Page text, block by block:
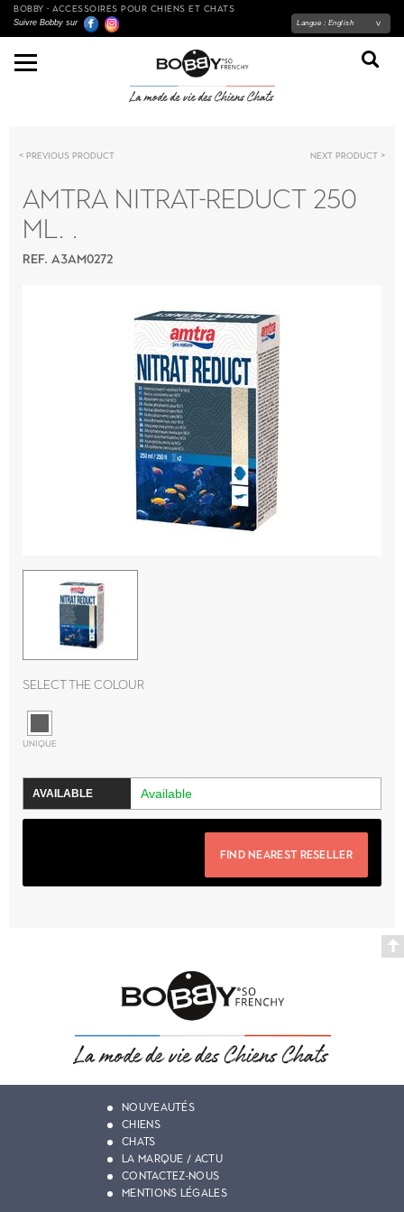
BOBBY - ACCESSOIRES POUR CHIENS ET CHATS
Suivre Bobby sur Langue : English
Previous product Next product
AMTRA NITRAT-REDUCT 250
ML. .
REF. A3AM0272
Select the colour
UNIQUE
Available
FIND NEAREST RESELLER
NOUVEAUTÉS
CHIENS
CHATS
LA MARQUE / ACTU
CONTACTEZ-NOUS
MENTIONS LÉGALES